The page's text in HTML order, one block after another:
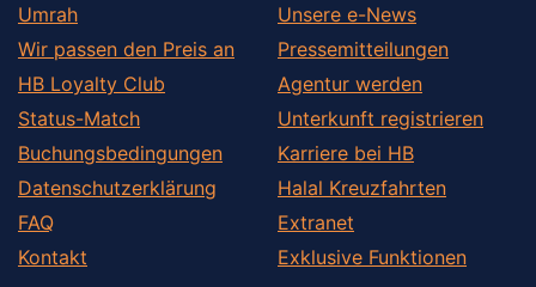
Umrah
Wir passen den Preis an
HB Loyalty Club
Status-Match
Buchungsbedingungen
Datenschutzerklärung
FAQ
Kontakt
Unsere e-News
Pressemitteilungen
Agentur werden
Unterkunft registrieren
Karriere bei HB
Halal Kreuzfahrten
Extranet
Exklusive Funktionen